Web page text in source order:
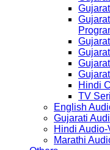
Hindi
TV
English
Gujarati
Hindi
Marathi